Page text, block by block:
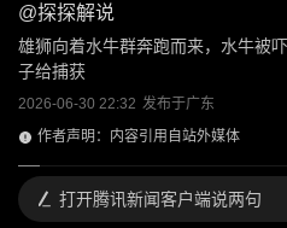
@探探解说
雄狮向着水牛群奔跑而来，水牛被
子给捕获
2026-06-30 22:32 发布于广东
作者声明：内容引用自站外媒体
打开腾讯新闻客户端说两句